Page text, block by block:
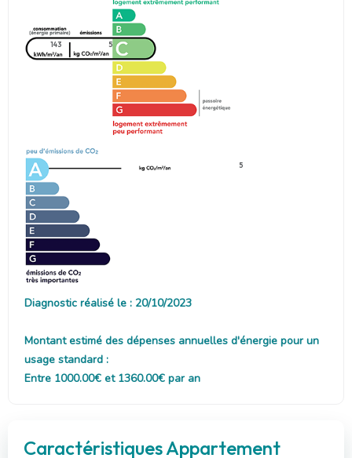
143 5
5
Diagnostic réalisé le : 20/10/2023
Montant estimé des dépenses annuelles d'énergie pour un
usage standard :
Entre 1000.00€ et 1360.00€ par an
Caractéristiques Appartement